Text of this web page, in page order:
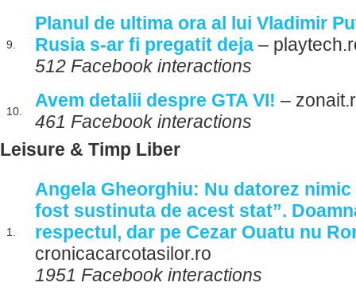
9.
Planul de ultima ora al lui Vladimir
Rusia s-ar fi pregatit deja –
512 Facebook interactions
10.
Avem detalii despre GTA VI! –
461 Facebook interactions
Leisure & Timp Liber
1.
Angela Gheorghiu: Nu datorez nimic
fost sustinuta de acest stat”.
respectul, dar pe Cezar Ouatu nu
cronicacarcotasilor.ro
1951 Facebook interactions